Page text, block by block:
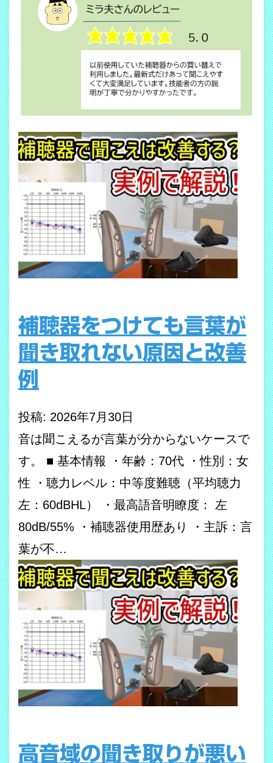
補聴器をつけても言葉が
聞き取れない原因と改善
例
投稿: 2026年7月30日
音は聞こえるが言葉が分からないケースで
す。 ■ 基本情報 ・年齢：70代 ・性別：女
性 ・聴力レベル：中等度難聴（平均聴力
左：60dBHL） ・最高語音明瞭度： 左
80dB/55% ・補聴器使用歴あり ・主訴：言
葉が不…
高音域の聞き取りが悪い